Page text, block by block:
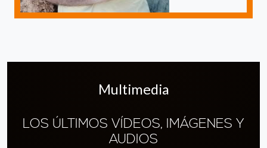
Multimedia
LOS ÚLTIMOS VÍDEOS, IMÁGENES Y
AUDIOS